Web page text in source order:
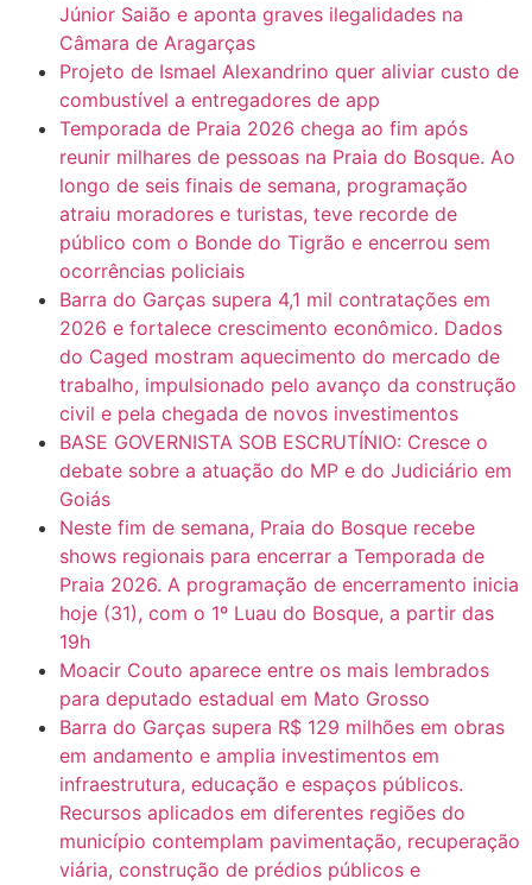
Júnior Saião e aponta graves ilegalidades na
Câmara de Aragarças
Projeto de Ismael Alexandrino quer aliviar custo de
combustível a entregadores de app
Temporada de Praia 2026 chega ao fim após
reunir milhares de pessoas na Praia do Bosque. Ao
longo de seis finais de semana, programação
atraiu moradores e turistas, teve recorde de
público com o Bonde do Tigrão e encerrou sem
ocorrências policiais
Barra do Garças supera 4,1 mil contratações em
2026 e fortalece crescimento econômico. Dados
do Caged mostram aquecimento do mercado de
trabalho, impulsionado pelo avanço da construção
civil e pela chegada de novos investimentos
BASE GOVERNISTA SOB ESCRUTÍNIO: Cresce o
debate sobre a atuação do MP e do Judiciário em
Goiás
Neste fim de semana, Praia do Bosque recebe
shows regionais para encerrar a Temporada de
Praia 2026. A programação de encerramento inicia
hoje (31), com o 1º Luau do Bosque, a partir das
19h
Moacir Couto aparece entre os mais lembrados
para deputado estadual em Mato Grosso
Barra do Garças supera R$ 129 milhões em obras
em andamento e amplia investimentos em
infraestrutura, educação e espaços públicos.
Recursos aplicados em diferentes regiões do
município contemplam pavimentação, recuperação
viária, construção de prédios públicos e